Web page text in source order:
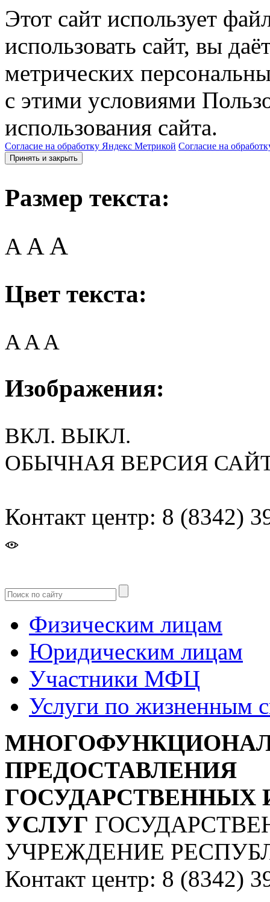
Этот сайт использует
использовать сайт, вы
метрических
с этими условиями
использования сайта.
Согласие на обработку Яндекс Метрикой Согласие на
Принять и закрыть
Размер текста:
A AA
Цвет текста:
AAA
Изображения:
ВКЛ. ВЫКЛ.
ОБЫЧНАЯ ВЕРСИЯ
Контакт центр: 8 (8342)
Физическим лицам
Юридическим лицам
Участники МФЦ
Услуги по жизненным
ПРЕДОСТАВЛЕНИЯ
УСЛУГ
УЧРЕЖДЕНИЕ
Контакт центр: 8 (8342)